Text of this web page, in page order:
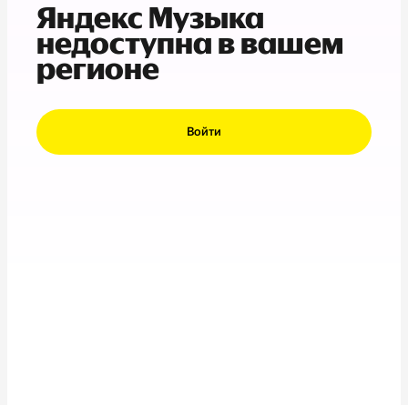
Яндекс Музыка
недоступна в вашем
регионе
Войти